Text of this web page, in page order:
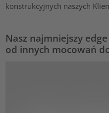
konstrukcyjnych naszych
Nasz najmniejszy
od innych mocowań